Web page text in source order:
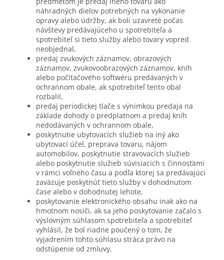
náhradných dielov potrebných na vykonanie
opravy alebo údržby, ak boli uzavreté počas
návštevy predávajúceho u spotrebiteľa a
spotrebiteľ si tieto služby alebo tovary vopred
neobjednal,
predaj zvukových záznamov, obrazových
záznamov, zvukovoobrazových záznamov, kníh
alebo počítačového softwéru predávaných v
ochrannom obale, ak spotrebiteľ tento obal
rozbalil,
predaj periodickej tlače s výnimkou predaja na
základe dohody o predplatnom a predaj kníh
nedodávaných v ochrannom obale,
poskytnutie ubytovacích služieb na iný ako
ubytovací účel, preprava tovaru, nájom
automobilov, poskytnutie stravovacích služieb
alebo poskytnutie služieb súvisiacich s činnosťami
v rámci voľného času a podľa ktorej sa predávajúci
zaväzuje poskytnúť tieto služby v dohodnutom
čase alebo v dohodnutej lehote,
poskytovanie elektronického obsahu inak ako na
hmotnom nosiči, ak sa jeho poskytovanie začalo s
výslovným súhlasom spotrebiteľa a spotrebiteľ
vyhlásil, že bol riadne poučený o tom, že
vyjadrením tohto súhlasu stráca právo na
odstúpenie od zmluvy.